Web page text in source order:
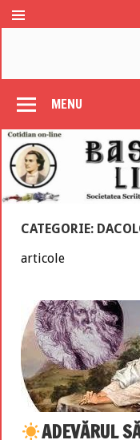
MENU
CATEGORIE:
articole
ADEVĂRUL